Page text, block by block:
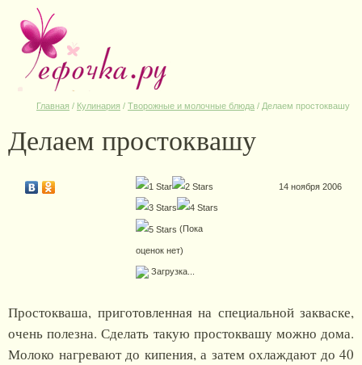
Главная / Кулинария / Творожные и молочные блюда / Делаем простоквашу
Делаем простоквашу
(Пока
оценок нет)
Загрузка...
14 ноября 2006
Простокваша, приготовленная на специальной закваске,
очень полезна. Сделать такую простоквашу можно дома.
Молоко нагревают до кипения, а затем охлаждают до 40